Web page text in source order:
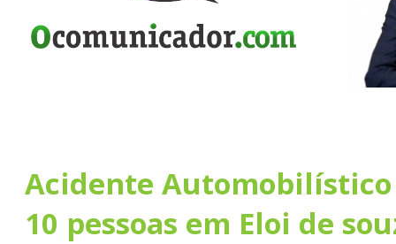
Acidente
10 pessoas em Eloi de